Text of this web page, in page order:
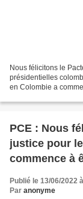
Nous félicitons le
présidentielles
en Colombie a
PCE : Nous
justice pour
commence à
Publié le 13/06/2022
Par anonyme